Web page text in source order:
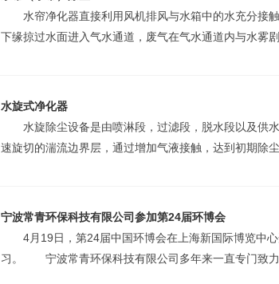
水帘净化器直接利用风机排风与水箱中的水充分接触
下缘掠过水面进入气水通道，废气在气水通道内与水雾
水旋式净化器
水旋除尘设备是由喷淋段，过滤段，脱水段以及供水
速旋切的湍流边界层，通过增加气液接触，达到初期除
宁波常青环保科技有限公司参加第24届环博会
4月19日，第24届中国环博会在上海新国际博览中心
习。 宁波常青环保科技有限公司多年来一直专门致力